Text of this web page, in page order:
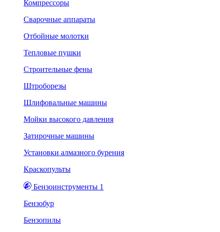
Компрессоры
Сварочные аппараты
Отбойные молотки
Тепловые пушки
Строительные фены
Штроборезы
Шлифовальные машины
Мойки высокого давления
Затирочные машины
Установки алмазного бурения
Краскопульты
Бензоинструменты 1
Бензобур
Бензопилы